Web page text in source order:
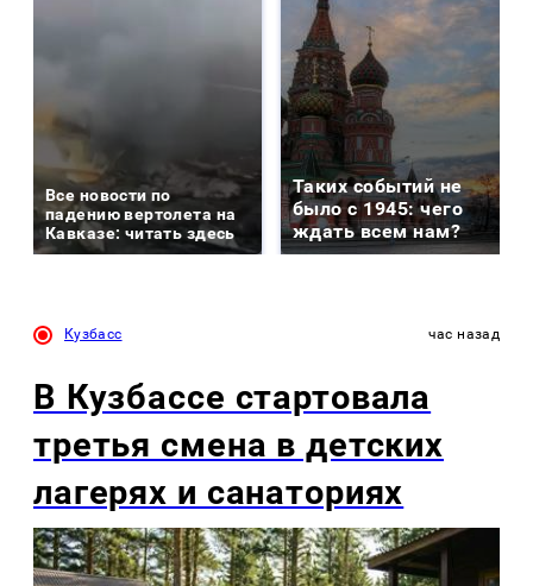
Все новости по
падению вертолета на
Кавказе: читать здесь
Таких событий не
было с 1945: чего
ждать всем нам?
Кузбасс час назад
В Кузбассе стартовала
третья смена в детских
лагерях и санаториях